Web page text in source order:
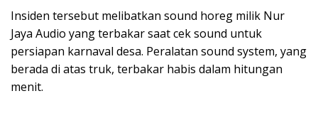
Insiden tersebut melibatkan sound horeg milik Nur
Jaya Audio yang terbakar saat cek sound untuk
persiapan karnaval desa. Peralatan sound system, yang
berada di atas truk, terbakar habis dalam hitungan
menit.